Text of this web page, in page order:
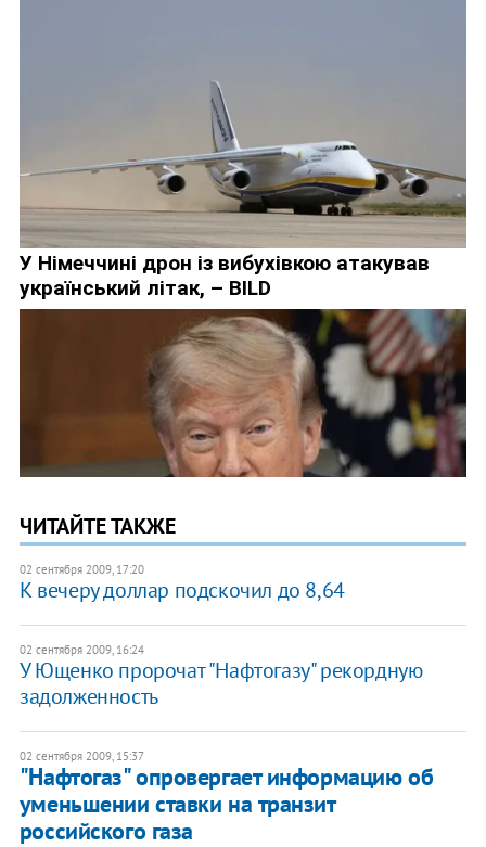
ЧИТАЙТЕ ТАКЖЕ
02 сентября 2009, 17:20
К вечеру доллар подскочил до 8,64
02 сентября 2009, 16:24
У Ющенко пророчат "Нафтогазу" рекордную
задолженность
02 сентября 2009, 15:37
"Нафтогаз" опровергает информацию об
уменьшении ставки на транзит
российского газа